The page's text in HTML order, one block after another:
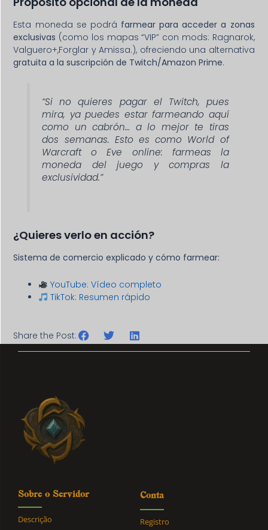
Esta moneda se podrá farmear para acceder a zonas
exclusivas (como los mapas “VIP” con mods: Ragnarok,
Valguero+,Forglar y Amissa.), ofreciendo una alternativa
gratuita a la suscripción de Twitch/Amazon Prime.
“Si no quieres pagar el Twitch, pues
mira, ya puedes estar farmeando aquí
como un cabrón… a lo mejor te tiras
dos semanas. Esto es como World of
Warcraft o Eve online: farmeas la
moneda del juego y compras la
exclusividad.”
¿Quieres verlo en acción?
Sistema de comercio explicado y cómo farmear:
YouTube: Vídeo completo
TikTok: Resumen rápido
Share the Post:
Sobre o Servidor
Descrição
Conta
Registro